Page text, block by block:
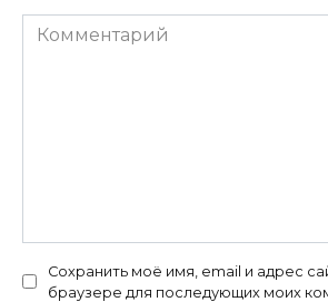
Комментарий
Сохранить моё имя, email и адрес
браузере для последующих моих